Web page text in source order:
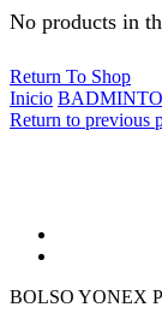
No products in
Return To Shop
Inicio
Return to previous
BOLSO YONEX